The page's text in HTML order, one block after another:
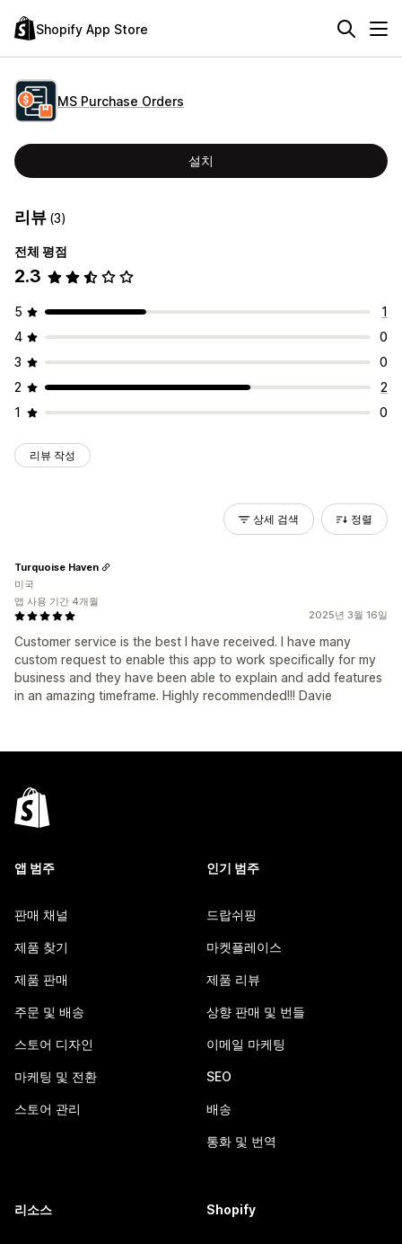
Shopify App Store
MS Purchase Orders
설치
리뷰 (3)
전체 평점
2.3
5
1
4
0
3
0
2
2
1
0
리뷰 작성
상세 검색 정렬
2025년 3월 16일
Customer service is the best I have received. I have many
custom request to enable this app to work specifically for my
business and they have been able to explain and add features
in an amazing timeframe. Highly recommended!!! Davie
Turquoise Haven
미국
앱 사용 기간 4개월
앱 범주
판매 채널
제품 찾기
제품 판매
주문 및 배송
스토어 디자인
마케팅 및 전환
스토어 관리
인기 범주
드랍쉬핑
마켓플레이스
제품 리뷰
상향 판매 및 번들
이메일 마케팅
SEO
배송
통화 및 번역
리소스 Shopify